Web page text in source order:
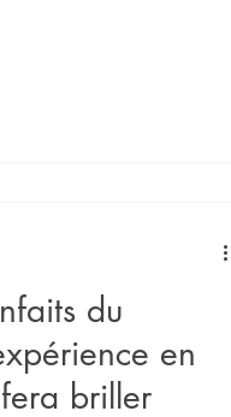
du
en
briller